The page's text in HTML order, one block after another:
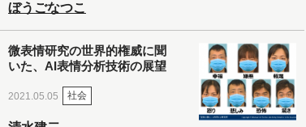
ぼうごなつこ
微表情研究の世界的権威に聞
いた、AI表情分析技術の展望
2021.05.05 社会